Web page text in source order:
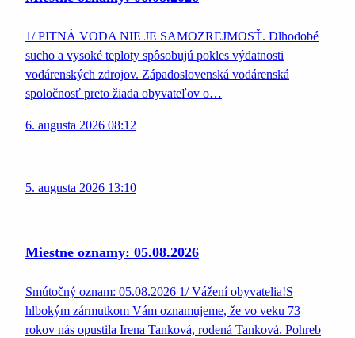
1/ PITNÁ VODA NIE JE SAMOZREJMOSŤ. Dlhodobé
sucho a vysoké teploty spôsobujú pokles výdatnosti
vodárenských zdrojov. Západoslovenská vodárenská
spoločnosť preto žiada obyvateľov o…
6. augusta 2026 08:12
5. augusta 2026 13:10
Miestne oznamy: 05.08.2026
Smútočný oznam: 05.08.2026 1/ Vážení obyvatelia!S
hlbokým zármutkom Vám oznamujeme, že vo veku 73
rokov nás opustila Irena Tanková, rodená Tanková. Pohreb